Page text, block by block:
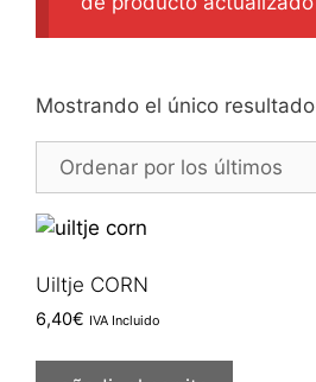
Mostrando el único resultado
Uiltje CORN
6,40€ IVA Incluido